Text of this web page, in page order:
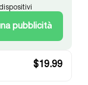
pubblicità
$19.99